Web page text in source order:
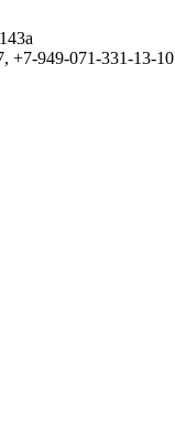
+7-949-071-331-13-10